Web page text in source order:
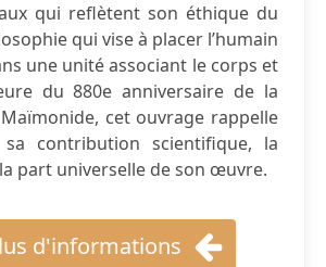
qui reflètent son éthique du
qui vise à placer l’humain
une unité associant le corps et
du 880e anniversaire de la
cet ouvrage rappelle
sa contribution scientifique, la
part universelle de son œuvre.
d'informations